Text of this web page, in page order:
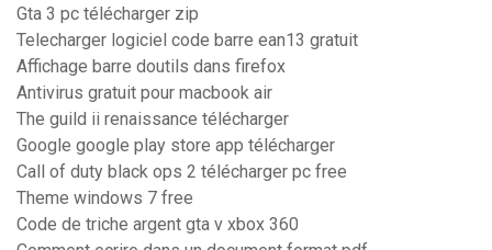
Gta 3 pc télécharger zip
Telecharger logiciel code barre ean13 gratuit
Affichage barre doutils dans firefox
Antivirus gratuit pour macbook air
The guild ii renaissance télécharger
Google google play store app télécharger
Call of duty black ops 2 télécharger pc free
Theme windows 7 free
Code de triche argent gta v xbox 360